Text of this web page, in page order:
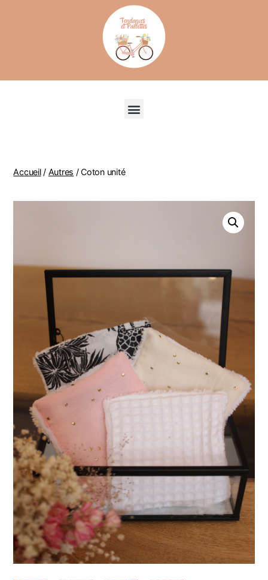
Accueil/ Autres / Coton unité